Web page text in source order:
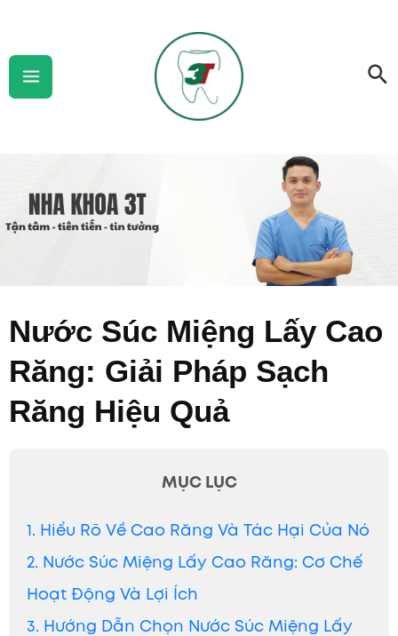
content
Menu
Nước Súc Miệng Lấy Cao
Răng: Giải Pháp Sạch
Răng Hiệu Quả
MỤC LỤC
1. Hiểu Rõ Về Cao Răng Và Tác Hại Của Nó
2. Nước Súc Miệng Lấy Cao Răng: Cơ Chế
Hoạt Động Và Lợi Ích
3. Hướng Dẫn Chọn Nước Súc Miệng Lấy